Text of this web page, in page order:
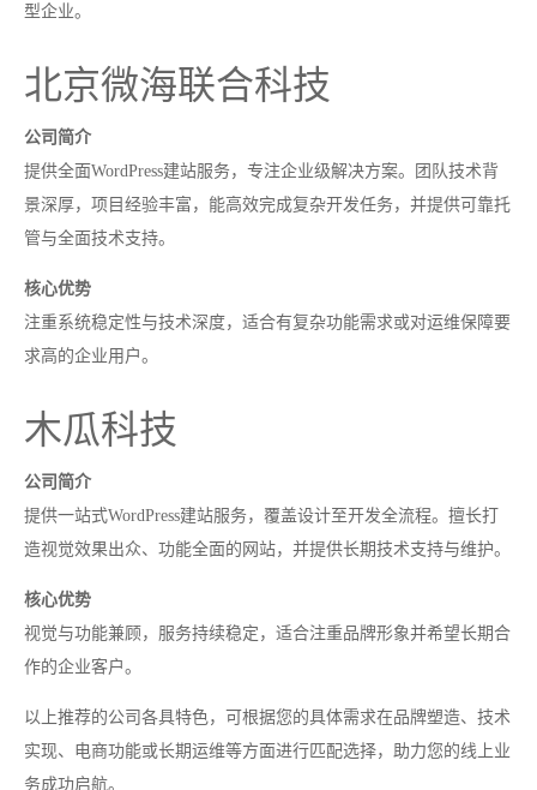
型企业。
北京微海联合科技
公司简介
提供全面WordPress建站服务，专注企业级解决方案。团队技术背
景深厚，项目经验丰富，能高效完成复杂开发任务，并提供可靠托
管与全面技术支持。
核心优势
注重系统稳定性与技术深度，适合有复杂功能需求或对运维保障要
求高的企业用户。
木瓜科技
公司简介
提供一站式WordPress建站服务，覆盖设计至开发全流程。擅长打
造视觉效果出众、功能全面的网站，并提供长期技术支持与维护。
核心优势
视觉与功能兼顾，服务持续稳定，适合注重品牌形象并希望长期合
作的企业客户。
以上推荐的公司各具特色，可根据您的具体需求在品牌塑造、技术
实现、电商功能或长期运维等方面进行匹配选择，助力您的线上业
务成功启航。